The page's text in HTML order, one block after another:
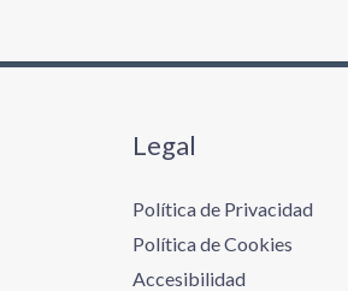
Legal
Política de Privacidad
Política de Cookies
Accesibilidad